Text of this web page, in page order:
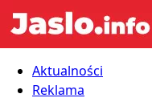
Aktualności
Reklama